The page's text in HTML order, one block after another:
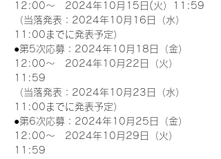
12:00～　2024年10月15日(火）11:59
（当落発表：2024年10月16日（水）
11:00までに発表予定）
●第5次応募：2024年10月18日（金）
12:00～　2024年10月22日（火）
11:59
（当落発表：2024年10月23日（水）
11:00までに発表予定）
●第6次応募：2024年10月25日（金）
12:00～　2024年10月29日（火）
11:59